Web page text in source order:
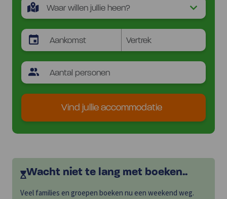
Vind jullie accommodatie
Wacht niet te lang met boeken..
Veel families en groepen boeken nu een weekend weg.